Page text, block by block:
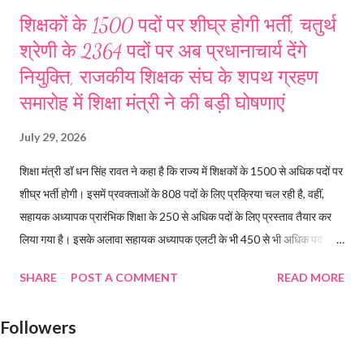
शिक्षकों के 1500 पदों पर शीघ्र होगी भर्ती, चतुर्थ
श्रेणी के 2364 पदों पर अब प्रधानाचार्य देंगे
नियुक्ति, राजकीय शिक्षक संघ के शपथ ग्रहण
समारोह में शिक्षा मंत्री ने की बड़ी घोषणाएं
July 29, 2026
शिक्षा मंत्री डॉ धन सिंह रावत ने कहा है कि राज्य में शिक्षकों के 1500 से अधिक पदों पर
शीघ्र भर्ती होगी। इसमें प्रवक्ताओं के 808 पदों के लिए प्रक्रिया चल रही है, वहीं,
सहायक अध्यापक प्रारंभिक शिक्षा के 250 से अधिक पदों के लिए प्रस्ताव तैयार कर
लिया गया है। इसके अलावा सहायक अध्यापक एलटी के भी 450 से भी अधिक पद
नियुक्ति देंगे। राजकीय शिक्षक संघ के एससीईआरटी सभागार में आयोजित शपथ ग्रहण
भर्ती के लिए शीघ्र विज्ञप्ति निकाली जाएगी। गढ़वाल और कुमाऊं मंडल में सहायक
SHARE POST A COMMENT READ MORE
Followers